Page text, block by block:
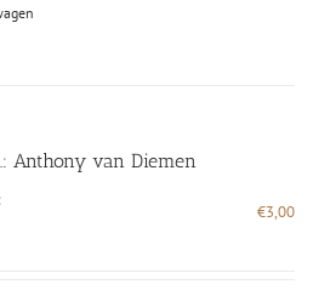
Anthony van Diemen
€3,00